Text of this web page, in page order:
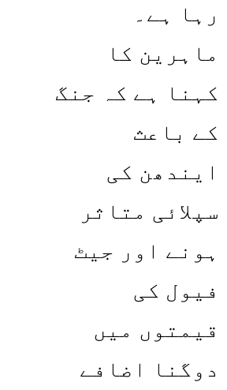
رہا ہے۔
ماہرین کا
کہنا ہے کہ جنگ
کے باعث
ایندھن کی
سپلائی متاثر
ہونے اور جیٹ
فیول کی
قیمتوں میں
دوگنا اضافے